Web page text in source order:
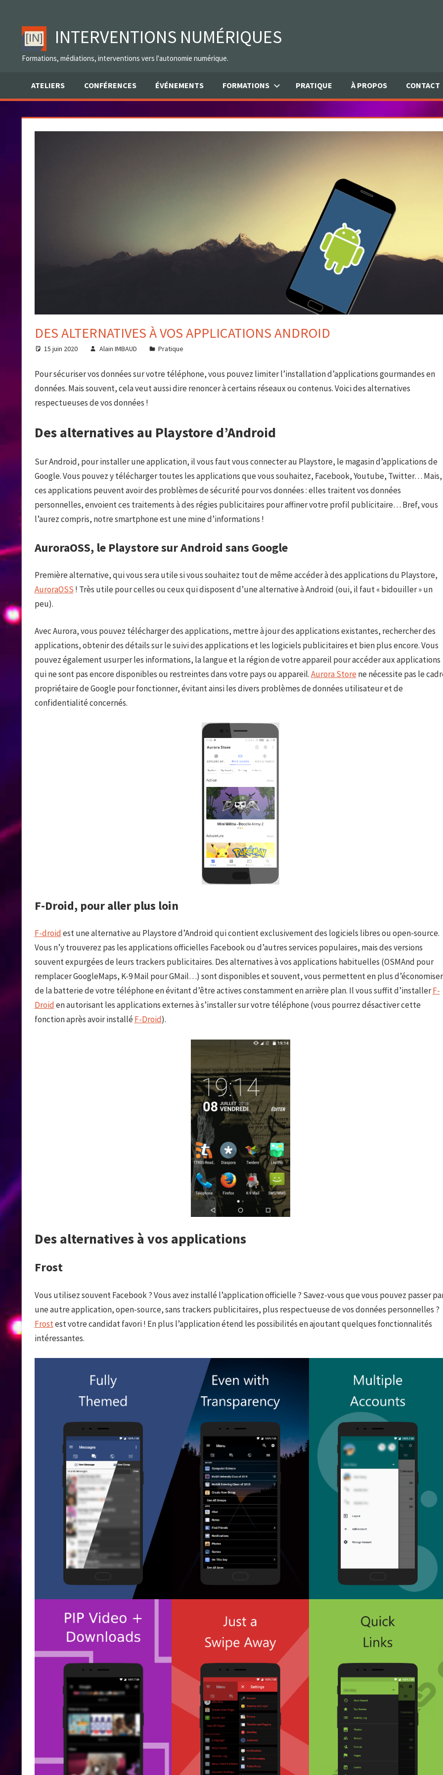
content
INTERVENTIONS NUMÉRIQUES
Formations, médiations, interventions vers l'autonomie numérique.
ATELIERS CONFÉRENCES ÉVÉNEMENTS FORMATIONS PRATIQUE À PROPOS CONTACT
DES ALTERNATIVES À VOS APPLICATIONS ANDROID
15 juin 2020 Alain IMBAUD Pratique
Pour sécuriser vos données sur votre téléphone, vous pouvez limiter l’installation d’applications gourmandes en
données. Mais souvent, cela veut aussi dire renoncer à certains réseaux ou contenus. Voici des alternatives
respectueuses de vos données !
Des alternatives au Playstore d’Android
Sur Android, pour installer une application, il vous faut vous connecter au Playstore, le magasin d’applications de
Google. Vous pouvez y télécharger toutes les applications que vous souhaitez, Facebook, Youtube, Twitter… Mais,
ces applications peuvent avoir des problèmes de sécurité pour vos données : elles traitent vos données
personnelles, envoient ces traitements à des régies publicitaires pour affiner votre profil publicitaire… Bref, vous
l’aurez compris, notre smartphone est une mine d’informations !
AuroraOSS, le Playstore sur Android sans Google
Première alternative, qui vous sera utile si vous souhaitez tout de même accéder à des applications du Playstore,
AuroraOSS ! Très utile pour celles ou ceux qui disposent d’une alternative à Android (oui, il faut « bidouiller » un
peu).
Avec Aurora, vous pouvez télécharger des applications, mettre à jour des applications existantes, rechercher des
applications, obtenir des détails sur le suivi des applications et les logiciels publicitaires et bien plus encore. Vous
pouvez également usurper les informations, la langue et la région de votre appareil pour accéder aux applications
qui ne sont pas encore disponibles ou restreintes dans votre pays ou appareil.Aurora Storene nécessite pas le
propriétaire de Google pour fonctionner, évitant ainsi les divers problèmes de données utilisateur et de
confidentialité concernés.
F-Droid, pour aller plus loin
F-droidest une alternative au Playstore d’Android qui contient exclusivement des logiciels libres ou open-source.
Vous n’y trouverez pas les applications officielles Facebook ou d’autres services populaires, mais des versions
souvent expurgées de leurs trackers publicitaires. Des alternatives à vos applications habituelles (OSMAnd pour
remplacer GoogleMaps, K-9 Mail pour GMail…) sont disponibles et souvent, vous permettent en plus d’économiser
de la batterie de votre téléphone en évitant d’être actives constamment en arrière plan. Il vous suffit d’installerF-
Droiden autorisant les applications externes à s’installer sur votre téléphone (vous pourrez désactiver cette
fonction après avoir installéF-Droid).
Des alternatives à vos applications
Frost
Vous utilisez souvent Facebook ? Vous avez installé l’application officielle ? Savez-vous que vous pouvez passer
une autre application, open-source, sans trackers publicitaires, plus respectueuse de vos données personnelles ?
Frostest votre candidat favori ! En plus l’application étend les possibilités en ajoutant quelques fonctionnalités
intéressantes.